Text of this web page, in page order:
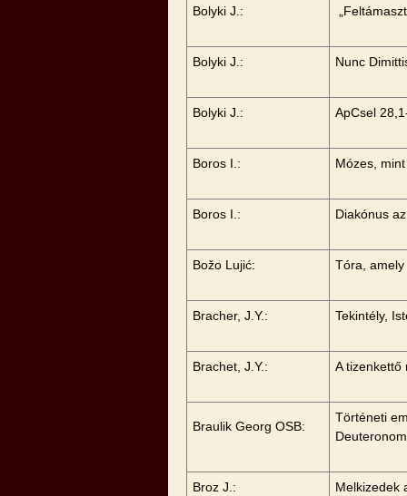
Bolyki J.:
Bolyki J.: Nunc
Bolyki J.: ApCsel
Boros I.: Mózes,
Boros I.: Diakónus
Božo Lujić: Tóra,
Bracher, J.Y.: Tekintély,
Brachet, J.Y.: A tizenkettő
Braulik Georg OSB:
Történeti
Broz J.: Melkizedek